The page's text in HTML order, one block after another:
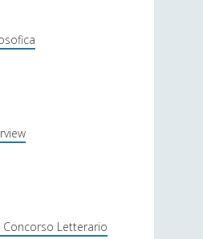
Concorso Letterario